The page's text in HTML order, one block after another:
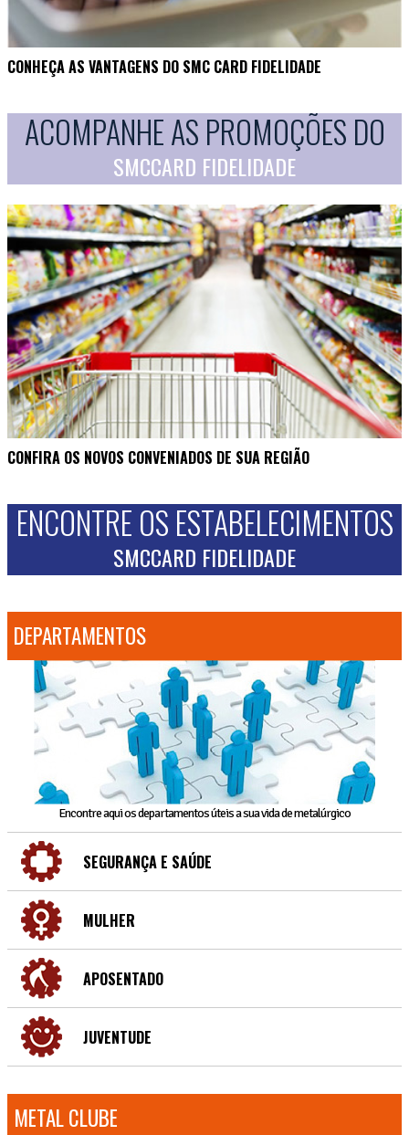
CONHEÇA AS VANTAGENS DO SMC CARD FIDELIDADE
ACOMPANHE AS PROMOÇÕES DO
SMCCARD FIDELIDADE
CONFIRA OS NOVOS CONVENIADOS DE SUA REGIÃO
ENCONTRE OS ESTABELECIMENTOS
SMCCARD FIDELIDADE
DEPARTAMENTOS
Encontre aqui os departamentos úteis a sua vida de metalúrgico
SEGURANÇA E SAÚDE
MULHER
APOSENTADO
JUVENTUDE
METAL CLUBE